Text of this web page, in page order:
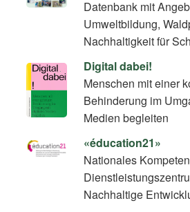
Datenbank mit
Umweltbildung,
Nachhaltigkeit für
Digital dabei!
Menschen mit einer
Behinderung im
Medien begleiten
«éducation21»
Nationales
Nachhaltige